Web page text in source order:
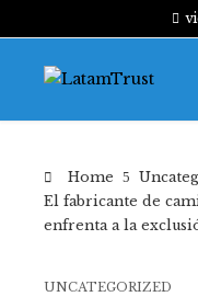
Home
El fabricante de
enfrenta a la
UNCATEGORIZED